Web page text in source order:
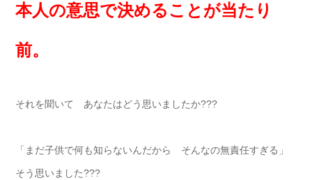
本人の意思で決めることが当たり
前。
それを聞いて あなたはどう思いましたか???
「まだ子供で何も知らないんだから そんなの無責任すぎる」
そう思いました???